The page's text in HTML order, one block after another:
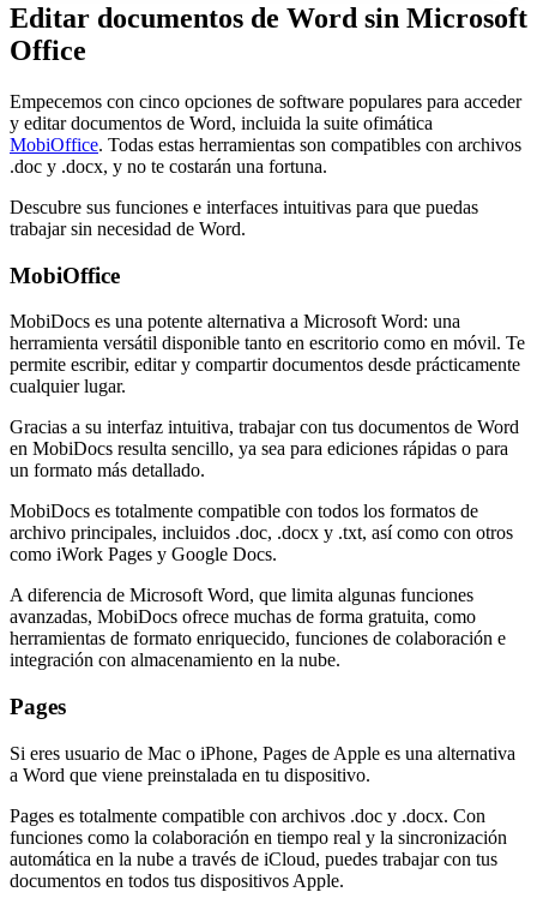
Editar documentos de Word sin Microsoft
Office
Empecemos con cinco opciones de software populares para acceder
y editar documentos de Word, incluida la suite ofimática
MobiOffice. Todas estas herramientas son compatibles con archivos
.doc y .docx, y no te costarán una fortuna.
Descubre sus funciones e interfaces intuitivas para que puedas
trabajar sin necesidad de Word.
MobiOffice
MobiDocs es una potente alternativa a Microsoft Word: una
herramienta versátil disponible tanto en escritorio como en móvil. Te
permite escribir, editar y compartir documentos desde prácticamente
cualquier lugar.
Gracias a su interfaz intuitiva, trabajar con tus documentos de Word
en MobiDocs resulta sencillo, ya sea para ediciones rápidas o para
un formato más detallado.
MobiDocs es totalmente compatible con todos los formatos de
archivo principales, incluidos .doc, .docx y .txt, así como con otros
como iWork Pages y Google Docs.
A diferencia de Microsoft Word, que limita algunas funciones
avanzadas, MobiDocs ofrece muchas de forma gratuita, como
herramientas de formato enriquecido, funciones de colaboración e
integración con almacenamiento en la nube.
Pages
Si eres usuario de Mac o iPhone, Pages de Apple es una alternativa
a Word que viene preinstalada en tu dispositivo.
Pages es totalmente compatible con archivos .doc y .docx. Con
funciones como la colaboración en tiempo real y la sincronización
automática en la nube a través de iCloud, puedes trabajar con tus
documentos en todos tus dispositivos Apple.